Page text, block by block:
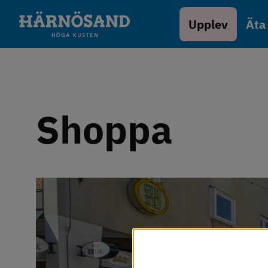
Upplev Äta
Shoppa